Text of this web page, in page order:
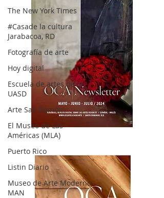
The New York Times
#Casade la cultura
Jarabacoa, RD
Fotografía de arte
Hoy digital
Escuela de artes de la
UASD
Arte San Ramón
El Museo de Las
Américas (MLA)
Puerto Rico
Listin Diario
Museo de Arte Moderno
MAN
OCA|News 32/ Mayo-Junio-Julio, 2023